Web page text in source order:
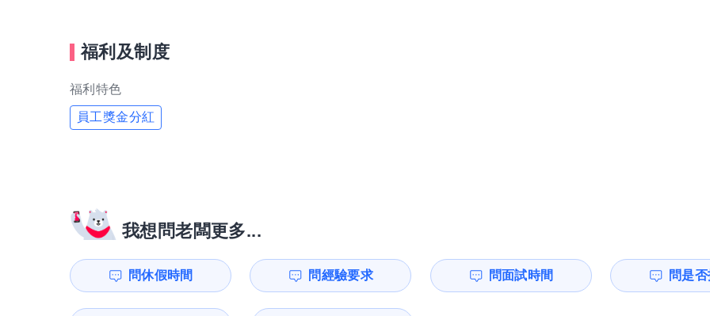
福利及制度
福利特色
員工獎金分紅
我想問老闆更多...
問休假時間 問經驗要求 問面試時間 問是